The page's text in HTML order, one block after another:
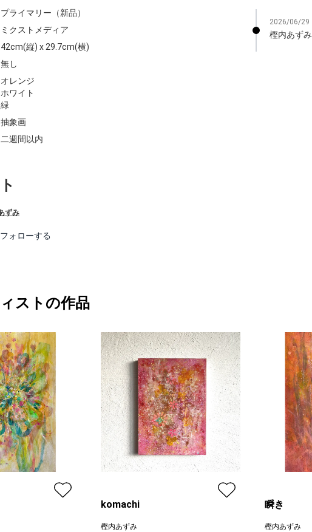
プライマリー（新品）
ミクストメディア
42cm(縦) x 29.7cm(横)
無し
オレンジ
ホワイト
緑
抽象画
二週間以内
ずみ
フォローする
2026/06/29
樫内あずみ
ストの作品
komachi
樫内あずみ
瞬き
樫内あずみ